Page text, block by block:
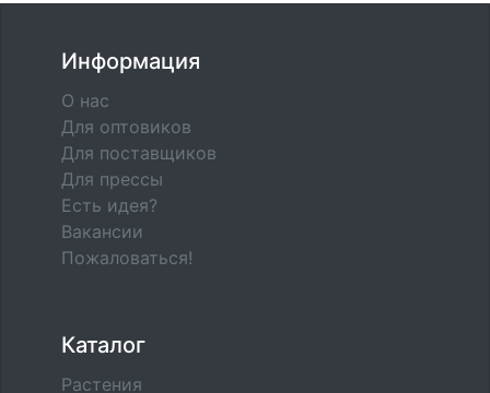
Информация
О нас
Для оптовиков
Для поставщиков
Для прессы
Есть идея?
Вакансии
Пожаловаться!
Каталог
Растения